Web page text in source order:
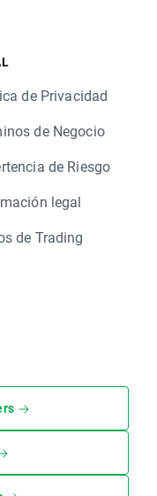
de Privacidad
de Negocio
de Riesgo
legal
de Trading